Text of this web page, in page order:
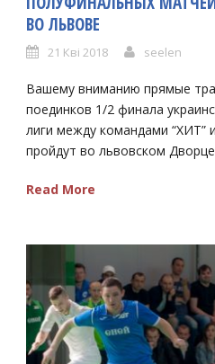
ВО ЛЬВОВЕ
21 Кві 2018 seelen
Вашему вниманию прямые
поединков 1/2 финала
лиги между командами “ХИТ”
пройдут во львовском
Read More